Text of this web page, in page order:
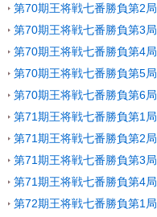
第70期王将戦七番勝負第2局
第70期王将戦七番勝負第3局
第70期王将戦七番勝負第4局
第70期王将戦七番勝負第5局
第70期王将戦七番勝負第6局
第71期王将戦七番勝負第1局
第71期王将戦七番勝負第2局
第71期王将戦七番勝負第3局
第71期王将戦七番勝負第4局
第72期王将戦七番勝負第1局